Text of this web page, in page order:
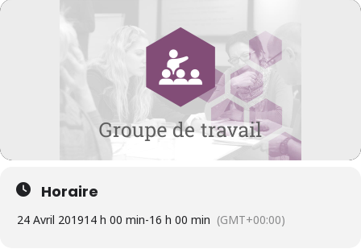
Horaire
24 Avril 201914 h 00 min-16 h 00 min (GMT+00:00)